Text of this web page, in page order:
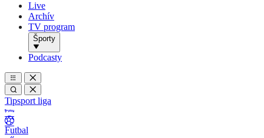
Live
Archív
TV program
Športy
Podcasty
Tipsport liga
Futbal